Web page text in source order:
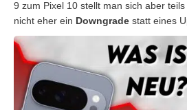
9 zum Pixel 10 stellt man sich aber
nicht eher ein Downgrade statt eines